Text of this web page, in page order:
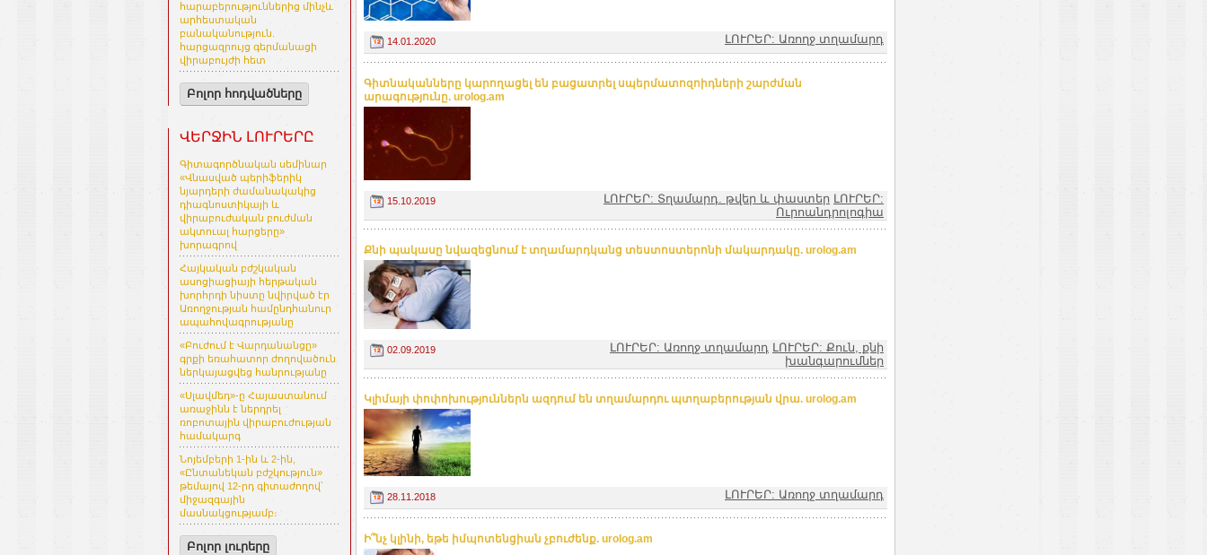
հարաբերություններից մինչև
արհեստական
բանականություն.
հարցազրույց գերմանացի
վիրաբույժի հետ
Բոլոր հոդվածները
ՎԵՐՋԻՆ ԼՈՒՐԵՐԸ
Գիտագործնական սեմինար
«Վնասված պերիֆերիկ
նյարդերի ժամանակակից
դիագնոստիկայի և
վիրաբուժական բուժման
ակտուալ հարցերը»
խորագրով
Հայկական բժշկական
ասոցիացիայի հերթական
խորհրդի նիստը նվիրված էր
Առողջության համընդհանուր
ապահովագրությանը
«Բուժում է Վարդանանցը»
գրքի եռահատոր ժողովածուն
ներկայացվեց հանրությանը
«Սլավմեդ»-ը Հայաստանում
առաջինն է ներդրել
ռոբոտային վիրաբուժության
համակարգ
Նոյեմբերի 1-ին և 2-ին,
«Ընտանեկան բժշկություն»
թեմայով 12-րդ գիտաժողով՝
միջազգային
մասնակցությամբ։
Բոլոր լուրերը
14.01.2020 ԼՈՒՐԵՐ: Առողջ տղամարդ
Գիտնականները կարողացել են բացատրել սպերմատոզոիդների շարժման
արագությունը. urolog.am
15.10.2019 ԼՈՒՐԵՐ: Տղամարդ. թվեր և փաստեր ԼՈՒՐԵՐ:
Ուրոանդրոլոգիա
Քնի պակասը նվազեցնում է տղամարդկանց տեստոստերոնի մակարդակը. urolog.am
02.09.2019 ԼՈՒՐԵՐ: Առողջ տղամարդ ԼՈՒՐԵՐ: Քուն, քնի
խանգարումներ
Կլիմայի փոփոխություններն ազդում են տղամարդու պտղաբերության վրա. urolog.am
28.11.2018 ԼՈՒՐԵՐ: Առողջ տղամարդ
Ի՞նչ կլինի, եթե իմպոտենցիան չբուժենք. urolog.am